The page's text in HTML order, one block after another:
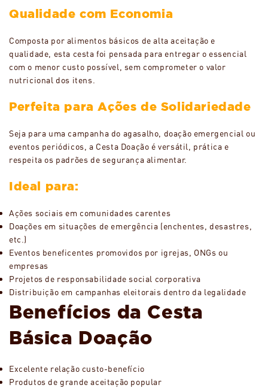
Qualidade com Economia
Composta por alimentos básicos de alta aceitação e
qualidade, esta cesta foi pensada para entregar o essencial
com o menor custo possível, sem comprometer o valor
nutricional dos itens.
Perfeita para Ações de Solidariedade
Seja para uma campanha do agasalho, doação emergencial ou
eventos periódicos, a Cesta Doação é versátil, prática e
respeita os padrões de segurança alimentar.
Ideal para:
Ações sociais em comunidades carentes
Doações em situações de emergência (enchentes, desastres,
etc.)
Eventos beneficentes promovidos por igrejas, ONGs ou
empresas
Projetos de responsabilidade social corporativa
Distribuição em campanhas eleitorais dentro da legalidade
Benefícios da Cesta
Básica Doação
Excelente relação custo-benefício
Produtos de grande aceitação popular